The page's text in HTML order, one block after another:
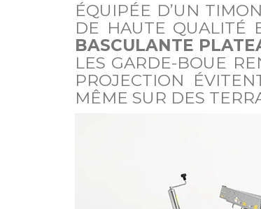
ÉQUIPÉE D’UN
DE HAUTE QUALITÉ
BASCULANTE
LES GARDE-BOUE
PROJECTION
MÊME SUR DES